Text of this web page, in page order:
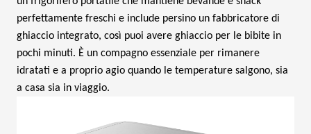
perfettamente freschi e include persino un fabbricatore di
ghiaccio integrato, così puoi avere ghiaccio per le bibite in
pochi minuti. È un compagno essenziale per rimanere
idratati e a proprio agio quando le temperature salgono, sia
a casa sia in viaggio.